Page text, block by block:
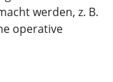
werden, z. B.
operative